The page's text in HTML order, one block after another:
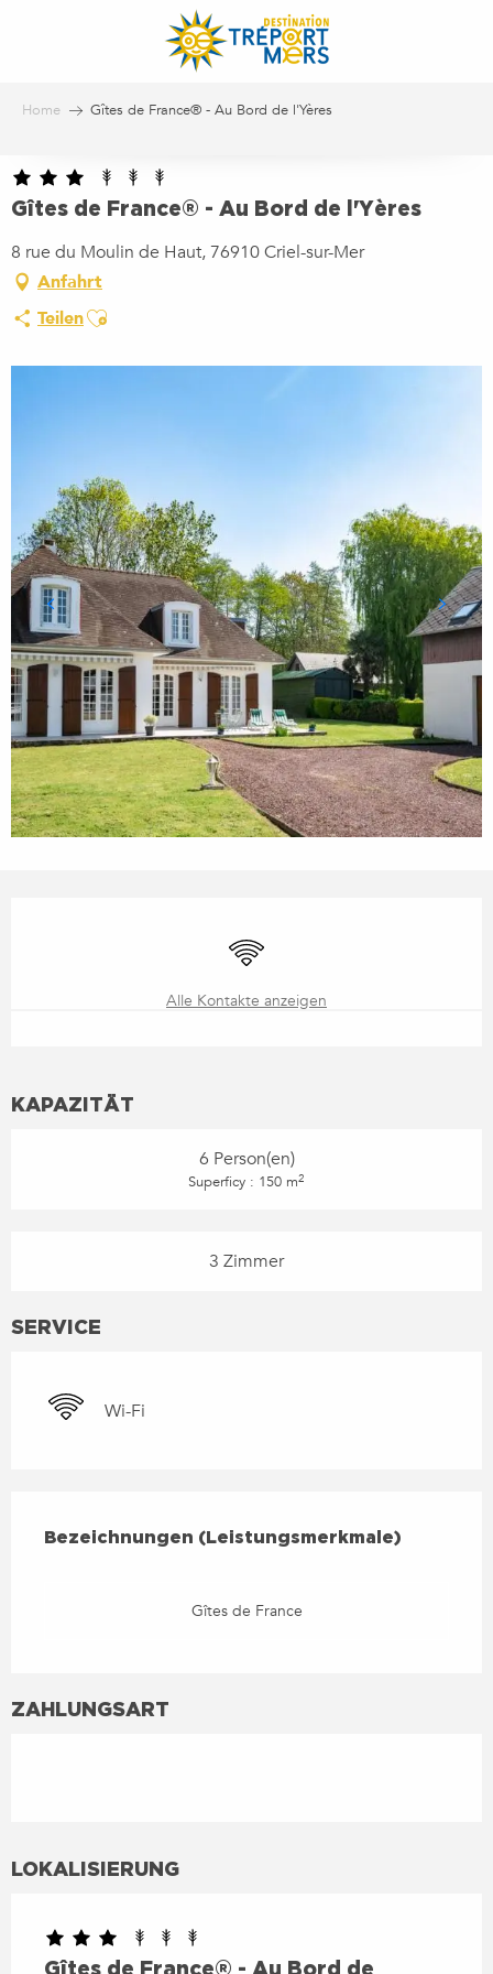
Home Gîtes de France® - Au Bord de l'Yères
Gîtes de France® - Au Bord de l'Yères
8 rue du Moulin de Haut, 76910 Criel-sur-Mer
Anfahrt
TeilenAjouter aux favoris
Wi-Fi
Alle Kontakte anzeigen
KAPAZITÄT
6 Person(en)
Superficy : 150 m2
3 Zimmer
SERVICE
Wi-Fi
BEZEICHNUNGEN (LEISTUNGSMERKMALE)
Bezeichnungen (Leistungsmerkmale)
Gîtes de France
ZAHLUNGSART
LOKALISIERUNG
Gîtes de France® - Au Bord de